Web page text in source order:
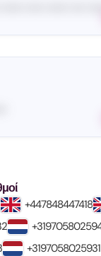
••••• •••••• ••••
+447848447418
+3197058025931